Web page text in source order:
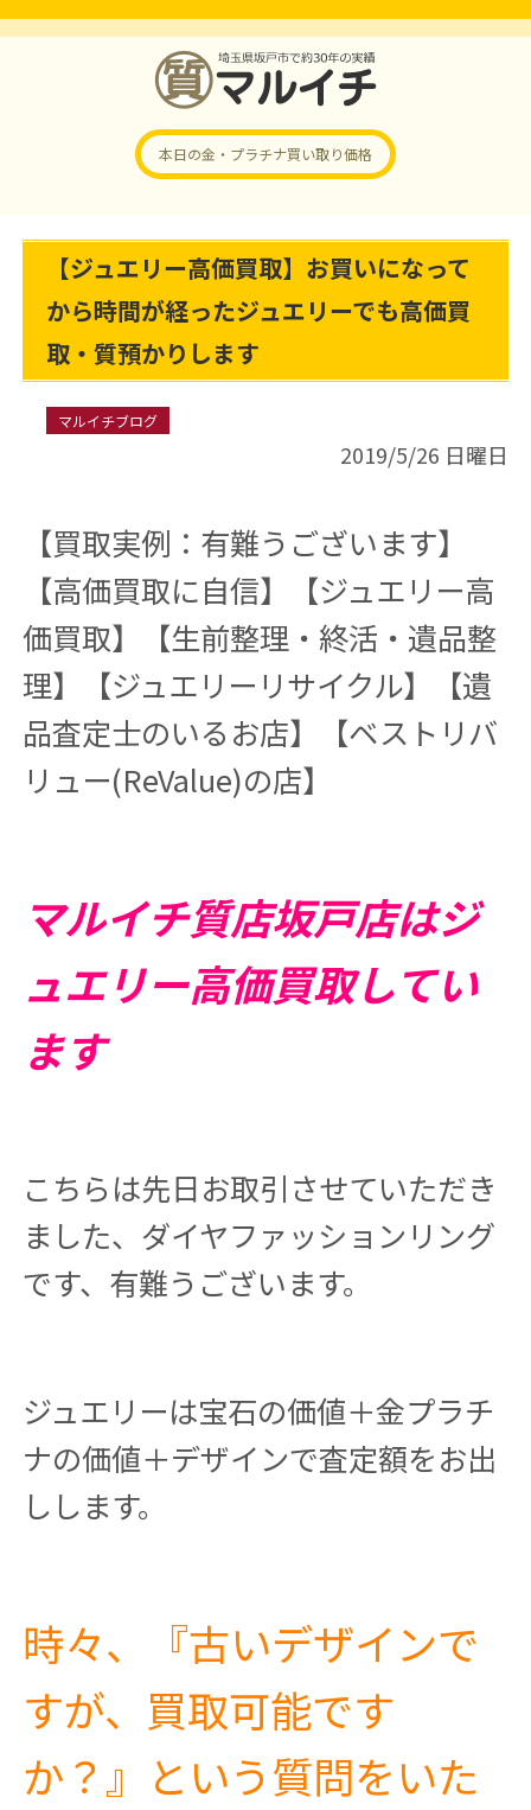
本日の金・プラチナ買い取り価格
【ジュエリー高価買取】お買いになって
から時間が経ったジュエリーでも高価買
取・質預かりします
マルイチブログ
2019/5/26 日曜日
【買取実例：有難うございます】
【高価買取に自信】【ジュエリー高
価買取】【生前整理・終活・遺品整
理】【ジュエリーリサイクル】【遺
品査定士のいるお店】【ベストリバ
リュー(ReValue)の店】
マルイチ質店坂戸店はジ
ュエリー高価買取してい
ます
こちらは先日お取引させていただき
ました、ダイヤファッションリング
です、有難うございます。
ジュエリーは宝石の価値＋金プラチ
ナの価値＋デザインで査定額をお出
しします。
時々、『古いデザインで
すが、買取可能です
か？』という質問をいた